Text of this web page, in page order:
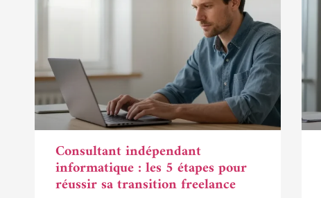
Consultant indépendant
informatique : les 5 étapes pour
réussir sa transition freelance